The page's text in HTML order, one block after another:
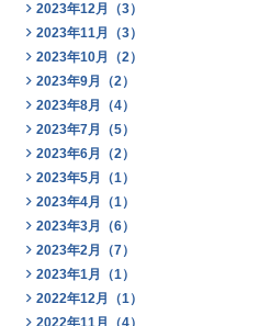
2023年12月（3）
2023年11月（3）
2023年10月（2）
2023年9月（2）
2023年8月（4）
2023年7月（5）
2023年6月（2）
2023年5月（1）
2023年4月（1）
2023年3月（6）
2023年2月（7）
2023年1月（1）
2022年12月（1）